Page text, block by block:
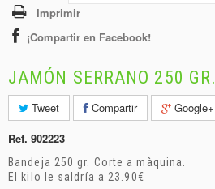
Imprimir
¡Compartir en Facebook!
JAMÓN SERRANO 250 GR.
Tweet Compartir Google+
Ref. 902223
Bandeja 250 gr. Corte a màquina.
El kilo le saldría a 23.90€